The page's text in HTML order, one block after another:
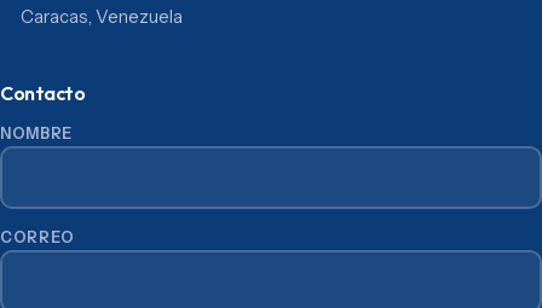
Caracas, Venezuela
Contacto
NOMBRE
CORREO